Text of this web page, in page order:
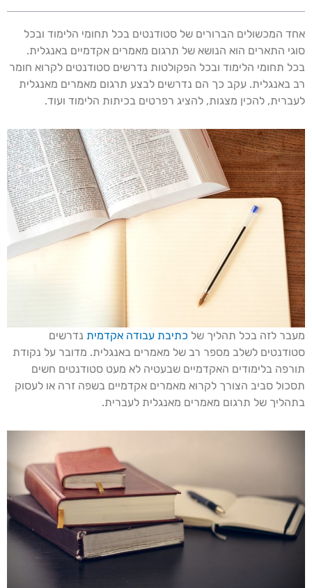
אחד המכשולים הברורים של סטודנטים בכל תחומי הלימוד ובכל
סוגי התארים הוא הנושא של תרגום מאמרים אקדמיים באנגלית.
בכל תחומי הלימוד ובכל הפקולטות נדרשים סטודנטים לקרוא חומר
רב באנגלית. עקב כך הם נדרשים לבצע תרגום מאמרים מאנגלית
לעברית, להכין מצגות, להציג רפרטים בכיתות הלימוד ועוד.
מעבר לזה בכל תהליך של כתיבת עבודה אקדמית נדרשים
סטודנטים לשלב מספר רב של מאמרים באנגלית. מדובר על נקודת
תורפה בלימודים האקדמיים שבעטיה לא מעט סטודנטים חשים
תסכול סביב הצורך לקרוא מאמרים אקדמיים בשפה זרה או לעסוק
בתהליך של תרגום מאמרים מאנגלית לעברית.